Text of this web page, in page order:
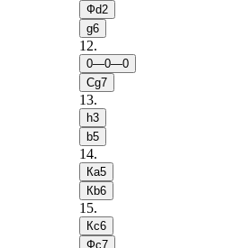
Фd2
g6
12.
0—0—0
Сg7
13.
h3
b5
14.
Кa5
Кb6
15.
Кc6
Фc7